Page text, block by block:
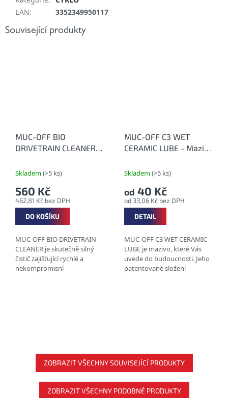
EAN: 3352349950117
Související produkty
MUC-OFF BIO
DRIVETRAIN CLEANER
na řetězy
Skladem(>5 ks)
462,81 Kč bez DPH
560 Kč
DO KOŠÍKU
MUC-OFF BIO DRIVETRAIN
CLEANER je skutečně silný
čistič zajišťující rychlé a
nekompromisní
MUC-OFF C3 WET
CERAMIC LUBE - Mazivo
mokra
Skladem(>5 ks)
od 33,06 Kč bez DPH
od 40 Kč
DETAIL
MUC-OFF C3 WET CERAMIC
LUBE je mazivo, které Vás
uvede do budoucnosti. Jeho
patentované složení
ZOBRAZIT VŠECHNY SOUVISEJÍCÍ PRODUKTY
ZOBRAZIT VŠECHNY PODOBNÉ PRODUKTY